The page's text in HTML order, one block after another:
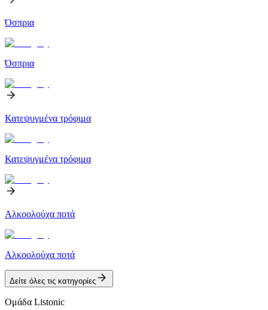
Όσπρια
Όσπρια
Κατεψυγμένα τρόφιμα
Κατεψυγμένα τρόφιμα
Αλκοολούχα ποτά
Αλκοολούχα ποτά
Δείτε όλες τις κατηγορίες
Ομάδα Listonic